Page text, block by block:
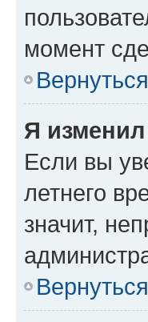
момент
Я
Если вы
летнего
значит,